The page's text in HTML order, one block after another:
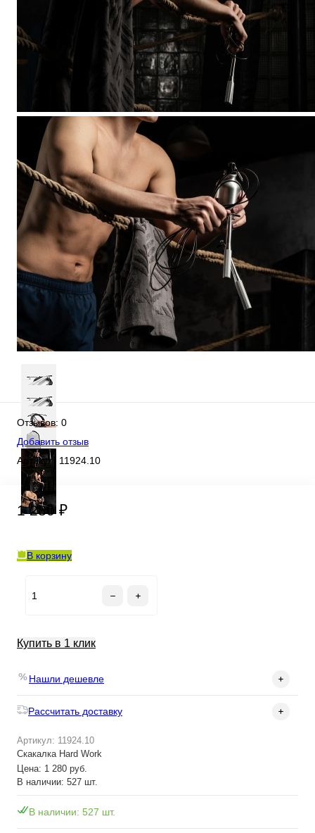
Отзывов: 0
Добавить отзыв
Артикул: 11924.10
1 280 ₽
В корзину
Купить в 1 клик
Нашли дешевле
Рассчитать доставку
Артикул: 11924.10
Скакалка Hard Work
Цена: 1 280 руб.
В наличии: 527 шт.
В наличии: 527 шт.